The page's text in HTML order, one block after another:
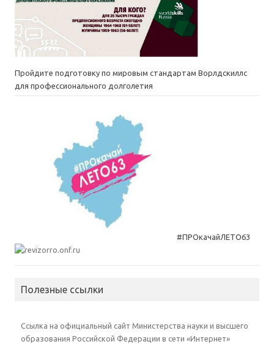
Пройдите подготовку по мировым стандартам Ворлдскиллс
для профессионального долголетия
#ПРОкачайЛЕТО63
Полезные ссылки
Ссылка на официальный сайт Министерства науки и высшего
образования Российской Федерации в сети «Интернет»